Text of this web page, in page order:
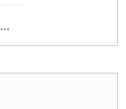
康派智能受邀出席荥阳市绿色制造节能降碳工作说明会并作主题分享